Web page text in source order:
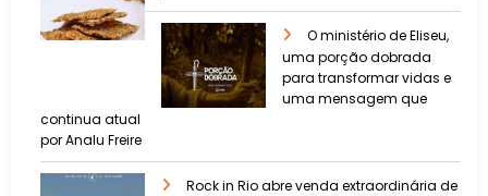
O ministério de Eliseu,
uma porção dobrada
para transformar vidas e
uma mensagem que
continua atual
por Analu Freire
Rock in Rio abre venda extraordinária de